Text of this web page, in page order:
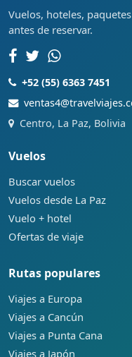
Vuelos, hoteles,
antes de reservar.
+52 (55) 6363 7451
Centro, La Paz, Bolivia
Vuelos
Buscar vuelos
Vuelos desde La Paz
Vuelo + hotel
Ofertas de viaje
Rutas populares
Viajes a Europa
Viajes a Cancún
Viajes a Punta Cana
Viajes a Japón